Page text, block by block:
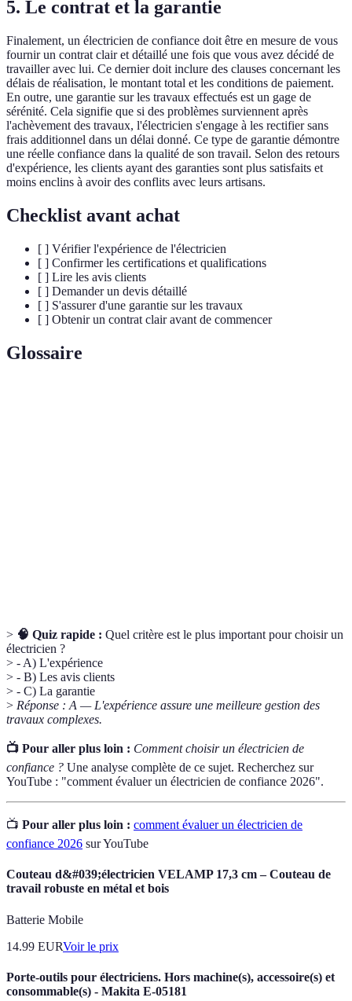
5. Le contrat et la garantie
Finalement, un électricien de confiance doit être en mesure de vous
fournir un contrat clair et détaillé une fois que vous avez décidé de
travailler avec lui. Ce dernier doit inclure des clauses concernant les
délais de réalisation, le montant total et les conditions de paiement.
En outre, une garantie sur les travaux effectués est un gage de
sérénité. Cela signifie que si des problèmes surviennent après
l'achèvement des travaux, l'électricien s'engage à les rectifier sans
frais additionnel dans un délai donné. Ce type de garantie démontre
une réelle confiance dans la qualité de son travail. Selon des retours
d'expérience, les clients ayant des garanties sont plus satisfaits et
moins enclins à avoir des conflits avec leurs artisans.
Checklist avant achat
[ ] Vérifier l'expérience de l'électricien
[ ] Confirmer les certifications et qualifications
[ ] Lire les avis clients
[ ] Demander un devis détaillé
[ ] S'assurer d'une garantie sur les travaux
[ ] Obtenir un contrat clair avant de commencer
Glossaire
> 🧠 Quiz rapide : Quel critère est le plus important pour choisir un
électricien ?
> - A) L'expérience
> - B) Les avis clients
> - C) La garantie
> Réponse : A — L'expérience assure une meilleure gestion des
travaux complexes.
📺 Pour aller plus loin : Comment choisir un électricien de
confiance ? Une analyse complète de ce sujet. Recherchez sur
YouTube : "comment évaluer un électricien de confiance 2026".
📺 Pour aller plus loin : comment évaluer un électricien de
confiance 2026 sur YouTube
Couteau d&#039;électricien VELAMP 17,3 cm – Couteau de
travail robuste en métal et bois
Batterie Mobile
14.99 EURVoir le prix
Porte-outils pour électriciens. Hors machine(s), accessoire(s) et
consommable(s) - Makita E-05181